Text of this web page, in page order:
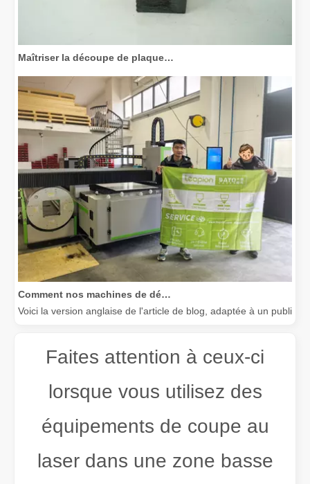
Voici la version anglaise de l'article de blog, adaptée à un public
Faites attention à ceux-ci
lorsque vous utilisez des
équipements de coupe au
laser dans une zone basse